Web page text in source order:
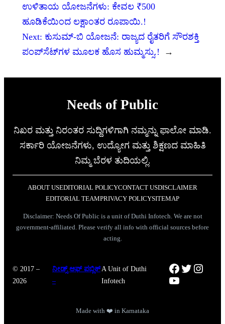
ಉಳಿತಾಯ ಯೋಜನೆಗಳು: ಕೇವಲ ₹500
ಹೂಡಿಕೆಯಿಂದ ಲಕ್ಷಾಂತರ ರೂಪಾಯಿ.!
Next: ಕುಸುಮ್-ಬಿ ಯೋಜನೆ: ರಾಜ್ಯದ ರೈತರಿಗೆ ಸೌರಶಕ್ತಿ
ಪಂಪ್‌ಸೆಟ್‌ಗಳ ಮೂಲಕ ಹೊಸ ಹುಮ್ಮಸ್ಸು.!
→
Needs of Public
ನಿಖರ ಮತ್ತು ನಿರಂತರ ಸುದ್ದಿಗಳಿಗಾಗಿ ನಮ್ಮನ್ನು ಫಾಲೋ ಮಾಡಿ.
ಸರ್ಕಾರಿ ಯೋಜನೆಗಳು, ಉದ್ಯೋಗ ಮತ್ತು ಶಿಕ್ಷಣದ ಮಾಹಿತಿ
ನಿಮ್ಮ ಬೆರಳ ತುದಿಯಲ್ಲಿ.
ABOUT USEDITORIAL POLICYCONTACT USDISCLAIMER
EDITORIAL TEAMPRIVACY POLICYSITEMAP
Disclaimer: Needs Of Public is a unit of Duthi Infotech. We are not
government-affiliated. Please verify all info with official sources before
acting.
© 2017 –
2026
ನೀಡ್ಸ್ ಆಫ್ ಪಬ್ಲಿಕ್
–
A Unit of Duthi
Infotech
Facebook
Twitter
YouTube
Made with ❤️ in Karnataka